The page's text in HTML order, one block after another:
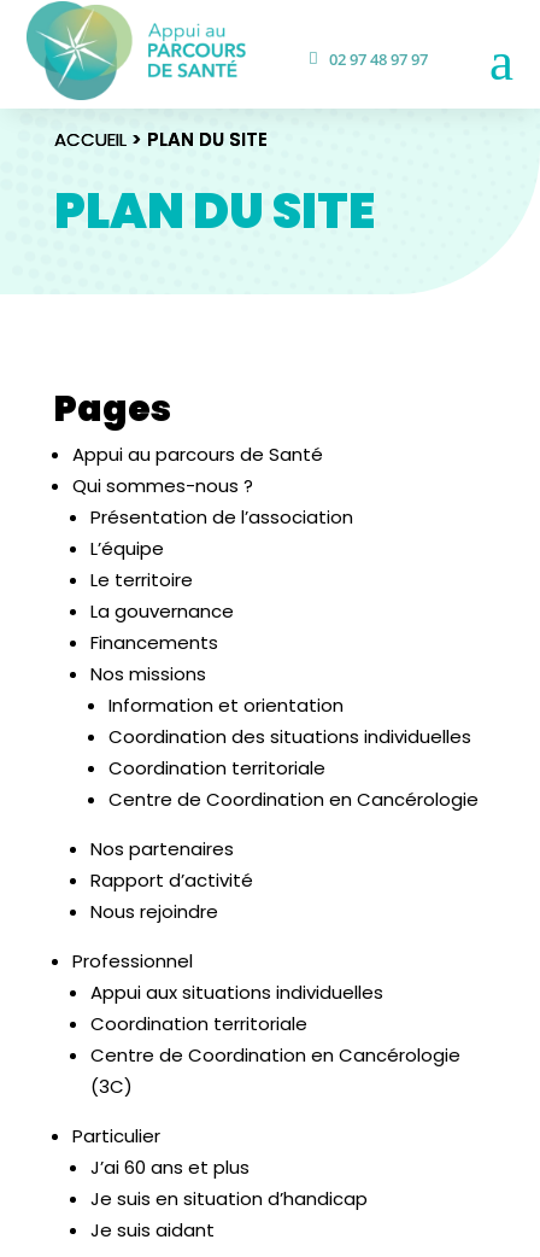
02 97 48 97 97 a
ACCUEIL> PLAN DU SITE
PLAN DU SITE
ACCUEIL> PLAN DU SITE
Pages
Appui au parcours de Santé
Qui sommes-nous ?
Présentation de l’association
L’équipe
Le territoire
La gouvernance
Financements
Nos missions
Information et orientation
Coordination des situations individuelles
Coordination territoriale
Centre de Coordination en Cancérologie
Nos partenaires
Rapport d’activité
Nous rejoindre
Professionnel
Appui aux situations individuelles
Coordination territoriale
Centre de Coordination en Cancérologie
(3C)
Particulier
J’ai 60 ans et plus
Je suis en situation d’handicap
Je suis aidant